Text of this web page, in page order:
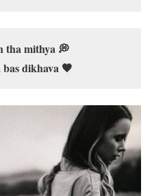
tha mithya 💭
dikhava 🖤